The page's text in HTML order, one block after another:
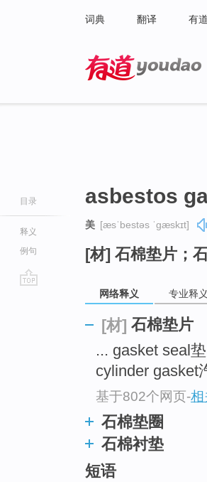
词典 翻译 有
目录
释义
例句
asbestos
美 [æsˈbestəs ˈɡæskɪt]
[材] 石棉垫片；
网络释义 专业释义
[材] 石棉垫片
... gasket seal
cylinder gasket
基于802个网页-相
石棉垫圈
石棉衬垫
短语